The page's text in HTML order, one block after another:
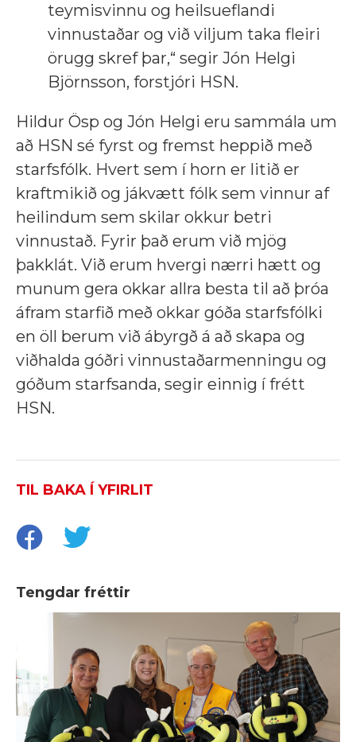
teymisvinnu og heilsueflandi
vinnustaðar og við viljum taka fleiri
örugg skref þar,“ segir Jón Helgi
Björnsson, forstjóri HSN.
Hildur Ösp og Jón Helgi eru sammála um
að HSN sé fyrst og fremst heppið með
starfsfólk. Hvert sem í horn er litið er
kraftmikið og jákvætt fólk sem vinnur af
heilindum sem skilar okkur betri
vinnustað. Fyrir það erum við mjög
þakklát. Við erum hvergi nærri hætt og
munum gera okkar allra besta til að þróa
áfram starfið með okkar góða starfsfólki
en öll berum við ábyrgð á að skapa og
viðhalda góðri vinnustaðarmenningu og
góðum starfsanda, segir einnig í frétt
HSN.
TIL BAKA Í YFIRLIT
Tengdar fréttir